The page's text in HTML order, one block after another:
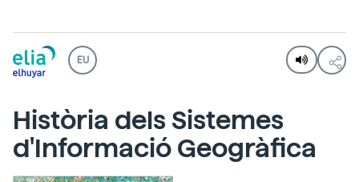
EU
Història dels Sistemes
d'Informació Geogràfica